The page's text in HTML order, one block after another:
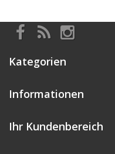
Kategorien
Informationen
Ihr Kundenbereich